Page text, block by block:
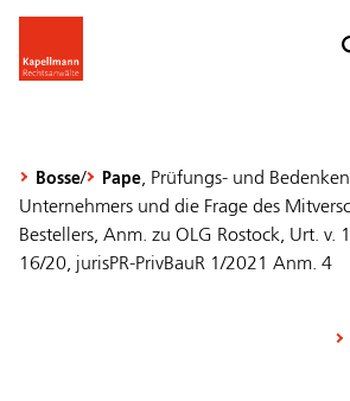
Bosse/ Pape, Prüfungs- und
Unternehmers und die Frage des
Bestellers, Anm. zu OLG Rostock, Urt. v.
16/20, jurisPR-PrivBauR 1/2021 Anm. 4